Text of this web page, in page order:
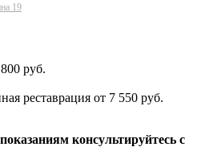
19
руб.
реставрация от 7 550 руб.
консультируйтесь с